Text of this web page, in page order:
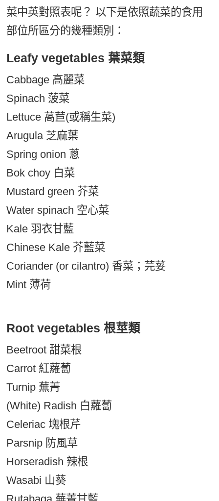
菜中英對照表呢？ 以下是依照蔬菜的食用
部位所區分的幾種類別：
Leafy vegetables 葉菜類
Cabbage 高麗菜
Spinach 菠菜
Lettuce 萵苣(或稱生菜)
Arugula 芝麻葉
Spring onion 蔥
Bok choy 白菜
Mustard green 芥菜
Water spinach 空心菜
Kale 羽衣甘藍
Chinese Kale 芥藍菜
Coriander (or cilantro) 香菜；芫荽
Mint 薄荷
Root vegetables 根莖類
Beetroot 甜菜根
Carrot 紅蘿蔔
Turnip 蕪菁
(White) Radish 白蘿蔔
Celeriac 塊根芹
Parsnip 防風草
Horseradish 辣根
Wasabi 山葵